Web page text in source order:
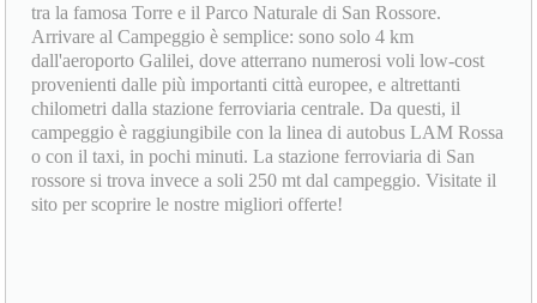
tra la famosa Torre e il Parco Naturale di San Rossore.
Arrivare al Campeggio è semplice: sono solo 4 km
dall'aeroporto Galilei, dove atterrano numerosi voli low-cost
provenienti dalle più importanti città europee, e altrettanti
chilometri dalla stazione ferroviaria centrale. Da questi, il
campeggio è raggiungibile con la linea di autobus LAM Rossa
o con il taxi, in pochi minuti. La stazione ferroviaria di San
rossore si trova invece a soli 250 mt dal campeggio. Visitate il
sito per scoprire le nostre migliori offerte!